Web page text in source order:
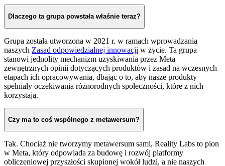
Dlaczego ta grupa powstała właśnie teraz?
Grupa została utworzona w 2021 r. w ramach wprowadzania
naszych Zasad odpowiedzialnej innowacji w życie. Ta grupa
stanowi jednolity mechanizm uzyskiwania przez Meta
zewnętrznych opinii dotyczących produktów i zasad na wczesnych
etapach ich opracowywania, dbając o to, aby nasze produkty
spełniały oczekiwania różnorodnych społeczności, które z nich
korzystają.
Czy ma to coś wspólnego z metawersum?
Tak. Chociaż nie tworzymy metawersum sami, Reality Labs to pion
w Meta, który odpowiada za budowę i rozwój platformy
obliczeniowej przyszłości skupionej wokół ludzi, a nie naszych